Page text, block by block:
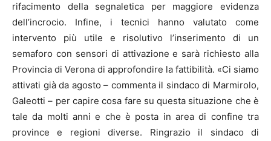
rifacimento della segnaletica per maggiore evidenza
dell’incrocio. Infine, i tecnici hanno valutato come
intervento più utile e risolutivo l’inserimento di un
semaforo con sensori di attivazione e sarà richiesto alla
Provincia di Verona di approfondire la fattibilità. «Ci siamo
attivati già da agosto – commenta il sindaco di Marmirolo,
Galeotti – per capire cosa fare su questa situazione che è
tale da molti anni e che è posta in area di confine tra
province e regioni diverse. Ringrazio il sindaco di